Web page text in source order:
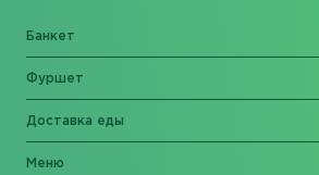
Банкет
Фуршет
Доставка еды
Меню